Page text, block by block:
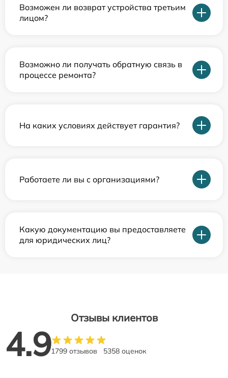
Возможен ли возврат устройства третьим
лицом?
Возможно ли получать обратную связь в
процессе ремонта?
На каких условиях действует гарантия?
Работаете ли вы с организациями?
Какую документацию вы предоставляете
для юридических лиц?
Отзывы клиентов
4.91799 отзывов 5358 оценок